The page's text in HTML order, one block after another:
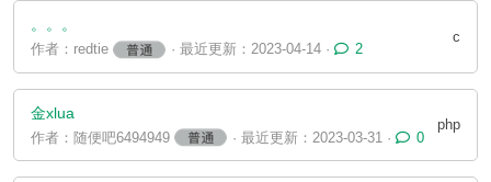
。。。
作者：redtie · 最近更新：2023-04-14 · 2
c
金xlua
作者：随便吧6494949 · 最近更新：2023-03-31 · 0
php